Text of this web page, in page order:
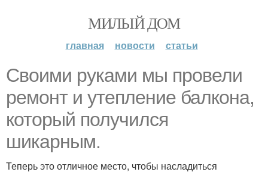
МИЛЫЙ ДОМ
главная новости статьи
Своими руками мы провели
ремонт и утепление балкона,
который получился
шикарным.
Теперь это отличное место, чтобы насладиться